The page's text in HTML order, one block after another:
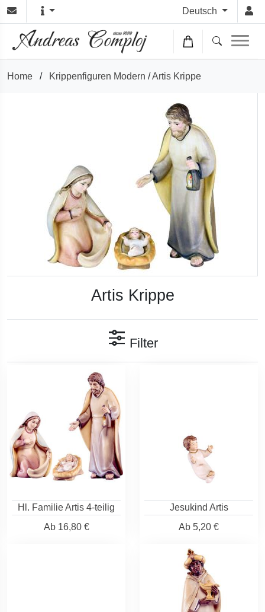
Deutsch
Home / Krippenfiguren Modern /Artis Krippe
Artis Krippe
Filter
Hl. Familie Artis 4-teilig
Ab16,80 €
Jesukind Artis
Ab 5,20 €